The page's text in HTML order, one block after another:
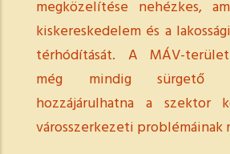
megközelítése nehézkes,
kiskereskedelem és a
térhódítását. A MÁV-
még mindig sürgető
hozzájárulhatna a szektor
városszerkezeti problémáinak